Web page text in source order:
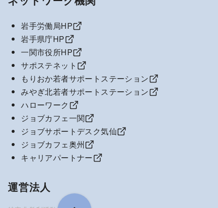
岩手労働局HP
岩手県庁HP
一関市役所HP
サポステネット
もりおか若者サポートステーション
みやぎ北若者サポートステーション
ハローワーク
ジョブカフェ一関
ジョブサポートデスク気仙
ジョブカフェ奥州
キャリアパートナー
運営法人